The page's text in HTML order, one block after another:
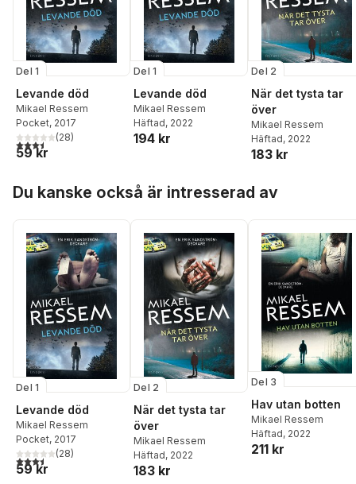
Del 1
Levande död
Mikael Ressem
Pocket, 2017
3,5utav 5 stjärnor. Totalt antal röster:
(28)
59 kr
Del 1
Levande död
Mikael Ressem
Häftad, 2022
194 kr
Del 2
När det tysta tar
över
Mikael Ressem
Häftad, 2022
183 kr
Du kanske också är intresserad av
Del 1
Levande död
Mikael Ressem
Pocket, 2017
3,5utav 5 stjärnor. Totalt antal röster:
(28)
59 kr
Del 2
När det tysta tar
över
Mikael Ressem
Häftad, 2022
183 kr
Del 3
Hav utan botten
Mikael Ressem
Häftad, 2022
211 kr